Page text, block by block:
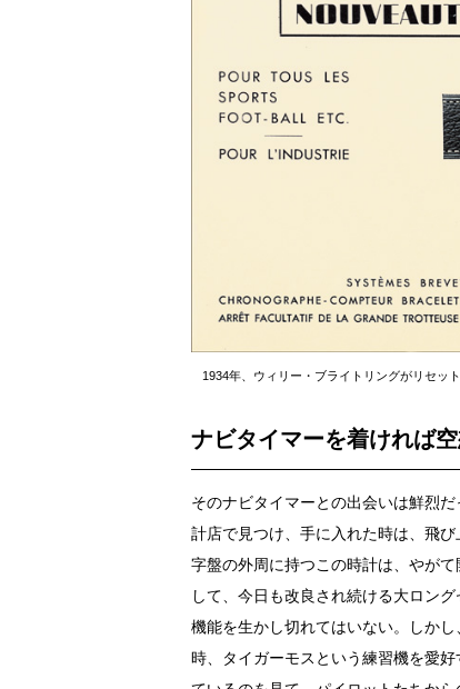
1934年、ウィリー・ブライトリングがリセッ
ナビタイマーを着ければ
そのナビタイマーとの出会いは鮮烈
計店で見つけ、手に入れた時は、飛
字盤の外周に持つこの時計は、やが
して、今日も改良され続ける大ロン
機能を生かし切れてはいない。しか
時、タイガーモスという練習機を愛